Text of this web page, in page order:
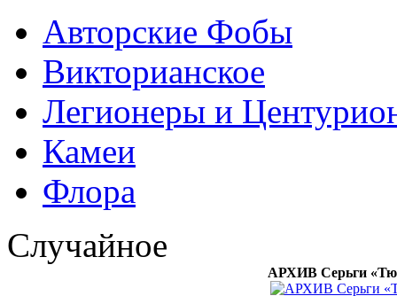
Авторские Фобы
Викторианское
Легионеры и
Камеи
Флора
Случайное
АРХИВ Серьги